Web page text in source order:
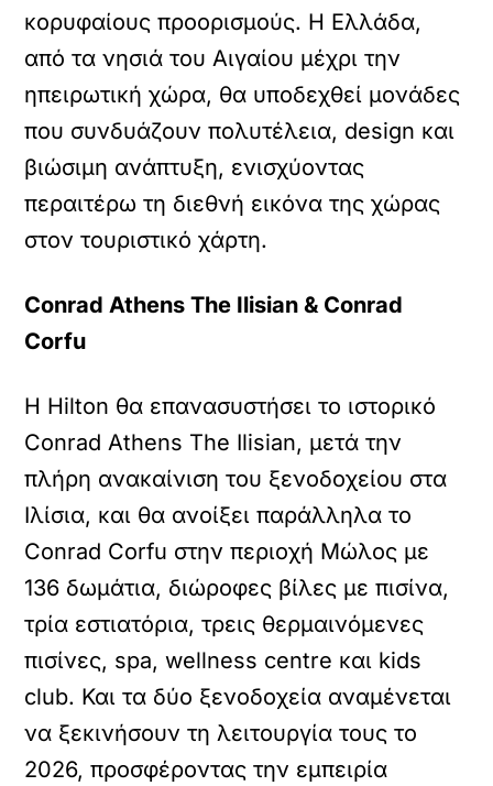
κορυφαίους προορισμούς. Η Ελλάδα,
από τα νησιά του Αιγαίου μέχρι την
ηπειρωτική χώρα, θα υποδεχθεί μονάδες
που συνδυάζουν πολυτέλεια, design και
βιώσιμη ανάπτυξη, ενισχύοντας
περαιτέρω τη διεθνή εικόνα της χώρας
στον τουριστικό χάρτη.
Conrad Athens The Ilisian & Conrad
Corfu
Η Hilton θα επανασυστήσει το ιστορικό
Conrad Athens The Ilisian, μετά την
πλήρη ανακαίνιση του ξενοδοχείου στα
Ιλίσια, και θα ανοίξει παράλληλα το
Conrad Corfu στην περιοχή Μώλος με
136 δωμάτια, διώροφες βίλες με πισίνα,
τρία εστιατόρια, τρεις θερμαινόμενες
πισίνες, spa, wellness centre και kids
club. Και τα δύο ξενοδοχεία αναμένεται
να ξεκινήσουν τη λειτουργία τους το
2026, προσφέροντας την εμπειρία